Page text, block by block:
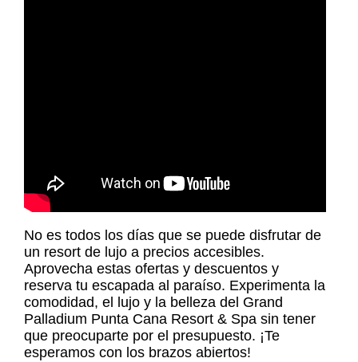
No es todos los días que se puede disfrutar de
un resort de lujo a precios accesibles.
Aprovecha estas ofertas y descuentos y
reserva tu escapada al paraíso. Experimenta la
comodidad, el lujo y la belleza del Grand
Palladium Punta Cana Resort & Spa sin tener
que preocuparte por el presupuesto. ¡Te
esperamos con los brazos abiertos!